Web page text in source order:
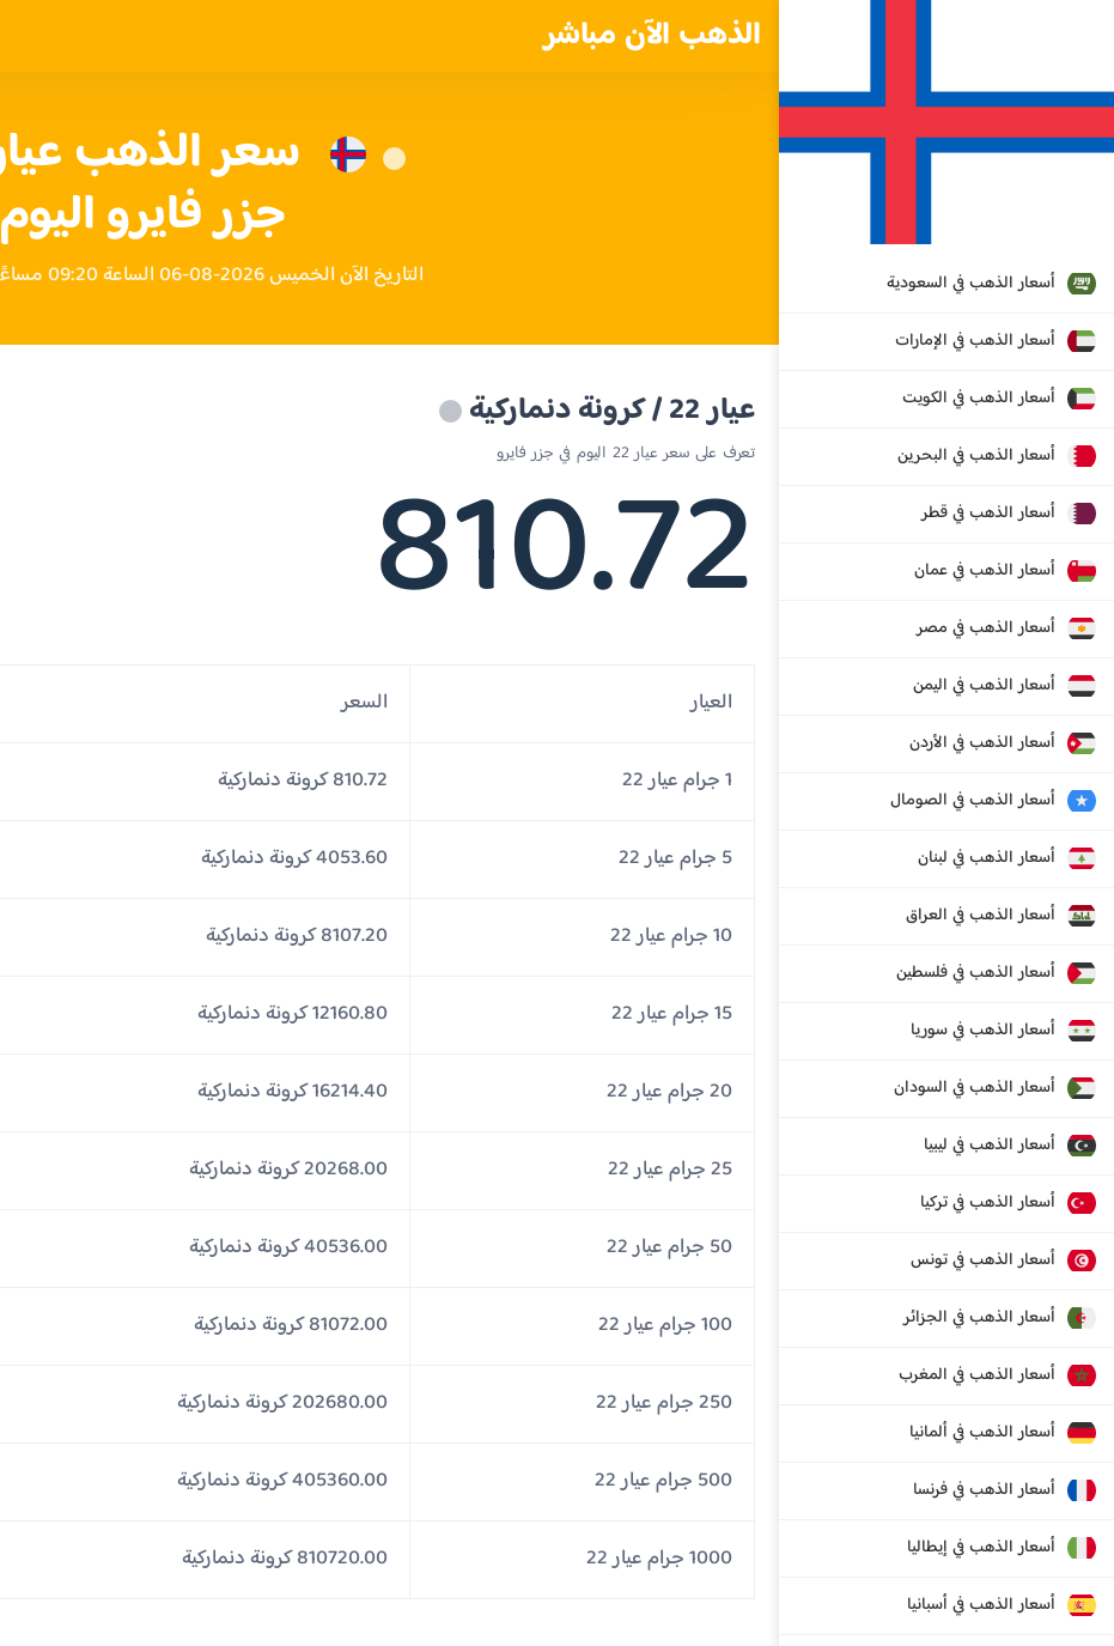
الذهب الآن مباشر
أسعار الذهب في السعودية
أسعار الذهب في الإمارات
أسعار الذهب في الكويت
أسعار الذهب في البحرين
أسعار الذهب في قطر
أسعار الذهب في عمان
أسعار الذهب في مصر
أسعار الذهب في اليمن
أسعار الذهب في الأردن
أسعار الذهب في الصومال
أسعار الذهب في لبنان
أسعار الذهب في العراق
أسعار الذهب في فلسطين
أسعار الذهب في سوريا
أسعار الذهب في السودان
أسعار الذهب في ليبيا
أسعار الذهب في تركيا
أسعار الذهب في تونس
أسعار الذهب في الجزائر
أسعار الذهب في المغرب
أسعار الذهب في ألمانيا
أسعار الذهب في فرنسا
أسعار الذهب في إيطاليا
أسعار الذهب في أسبانيا
جزر فايرو اليوم
التاريخ الآن الخميس 2026-08-06 الساعة 09:20 مساءً بتوقيت جزر فايرو
عيار 22 / كرونة دنماركية
تعرف على سعر عيار 22 اليوم في جزر فايرو
810.72
العيار السعر
1 جرام عيار 22 810.72 كرونة دنماركية
5 جرام عيار 22 4053.60 كرونة دنماركية
10 جرام عيار 22 8107.20 كرونة دنماركية
15 جرام عيار 22 12160.80 كرونة دنماركية
20 جرام عيار 22 16214.40 كرونة دنماركية
25 جرام عيار 22 20268.00 كرونة دنماركية
50 جرام عيار 22 40536.00 كرونة دنماركية
100 جرام عيار 22 81072.00 كرونة دنماركية
250 جرام عيار 22 202680.00 كرونة دنماركية
500 جرام عيار 22 405360.00 كرونة دنماركية
1000 جرام عيار 22 810720.00 كرونة دنماركية